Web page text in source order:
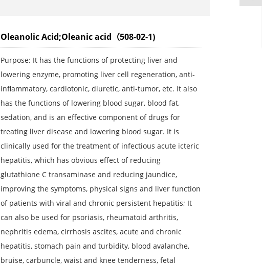
Oleanolic Acid;Oleanic acid（508-02-1)
Purpose: It has the functions of protecting liver and
lowering enzyme, promoting liver cell regeneration, anti-
inflammatory, cardiotonic, diuretic, anti-tumor, etc. It also
has the functions of lowering blood sugar, blood fat,
sedation, and is an effective component of drugs for
treating liver disease and lowering blood sugar. It is
clinically used for the treatment of infectious acute icteric
hepatitis, which has obvious effect of reducing
glutathione C transaminase and reducing jaundice,
improving the symptoms, physical signs and liver function
of patients with viral and chronic persistent hepatitis; It
can also be used for psoriasis, rheumatoid arthritis,
nephritis edema, cirrhosis ascites, acute and chronic
hepatitis, stomach pain and turbidity, blood avalanche,
bruise, carbuncle, waist and knee tenderness, fetal